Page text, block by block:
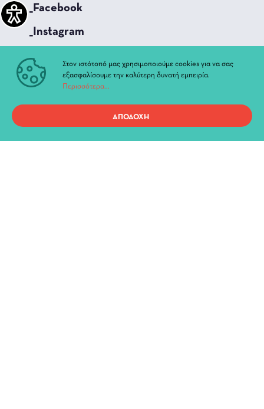
_Facebook
_Instagram
_Youtube
ΓΡΗΓΟΡΗ ΠΡΟΣΒΑΣΗ
Τρέχουσες Παραστάσεις
Αρχείο Παραστάσεων
Στον ιστότοπό μας χρησιμοποιούμε cookies για να σας
εξασφαλίσουμε την καλύτερη δυνατή εμπειρία.
Περισσότερα...
ΑΠΟΔΟΧΗ